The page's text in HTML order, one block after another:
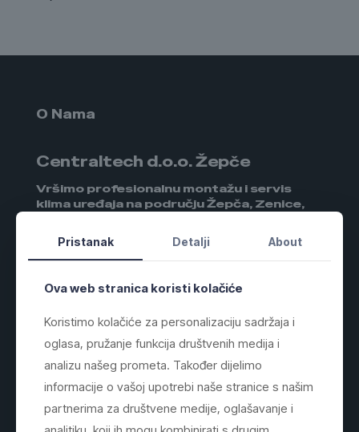
O Nama
Centraltech d.o.o. Žepče
Vršimo profesionalnu montažu i servis
klima uređaja na području Žepča, Zenice,
O Nama
Uslovi koristenja
Pristanak Detalji About
Ova web stranica koristi kolačiće
Koristimo kolačiće za personalizaciju sadržaja i
oglasa, pružanje funkcija društvenih medija i
analizu našeg prometa. Također dijelimo
informacije o vašoj upotrebi naše stranice s našim
partnerima za društvene medije, oglašavanje i